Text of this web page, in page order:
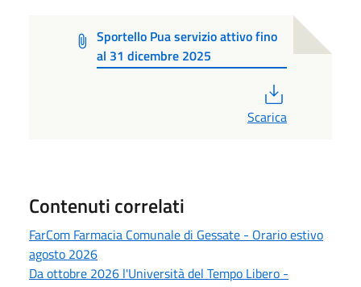
Sportello Pua servizio attivo fino
al 31 dicembre 2025
Scarica
Contenuti correlati
FarCom Farmacia Comunale di Gessate - Orario estivo
agosto 2026
Da ottobre 2026 l'Università del Tempo Libero -